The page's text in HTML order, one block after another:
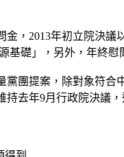
金，2013年初立院決
基礎」，另外，年終
黨團提案，除對象符
去年9月行政院決議